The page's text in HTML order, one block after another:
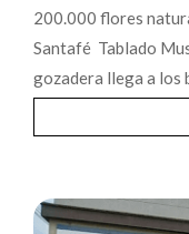
200.000 flores
Santafé Tablado
gozadera llega a los